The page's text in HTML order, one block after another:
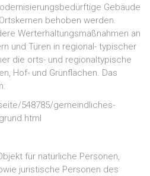
Gebäude
behoben werden.
Werterhaltungsmaßnahmen an
und Türen in regional- typischer
die orts- und regionaltypische
Hof- und Grünflächen. Das
548785/gemeindliches-
für natürliche Personen,
juristische Personen des